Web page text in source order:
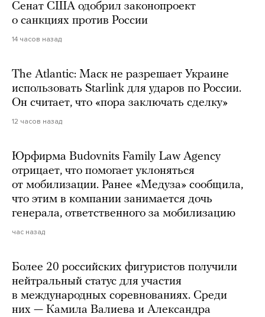
Сенат США одобрил законопроект
о санкциях против России
14 часов назад
The Atlantic: Маск не разрешает Украине
использовать Starlink для ударов по России.
Он считает, что «пора заключать сделку»
12 часов назад
Юрфирма Budovnits Family Law Agency
отрицает, что помогает уклоняться
от мобилизации. Ранее «Медуза» сообщила,
что этим в компании занимается дочь
генерала, ответственного за мобилизацию
час назад
Более 20 российских фигуристов получили
нейтральный статус для участия
в международных соревнованиях. Среди
них — Камила Валиева и Александра